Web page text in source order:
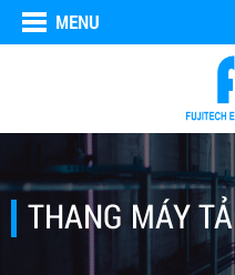
MENU
THANG MÁY